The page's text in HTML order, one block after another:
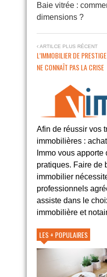
Baie vitrée :
dimensions ?
ARTILCE PLUS RÉCENT
L’IMMOBILIER DE PRESTIGE
NE CONNAÎT PAS LA CRISE
Afin de réussir vos
immobilières :
Immo vous
pratiques. Faire de
immobilier
professionnels
assiste dans le
immobilière et
LES + POPULAIRES